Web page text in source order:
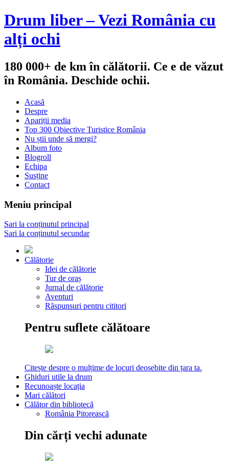
Drum liber – Vezi România cu
alți ochi
180 000+ de km în călătorii. Ce e de văzut
în România. Deschide ochii.
Acasă
Despre
Apariții media
Top 300 Obiective Turistice România
Nu știi unde să mergi?
Album foto
Blogroll
Echipa
Susține
Contact
Meniu principal
Sari la conținutul principal
Sari la conținutul secundar
Călătorie
Idei de călătorie
Tur de oraș
Jurnal de călătorie
Aventuri
Răspunsuri pentru cititori
Pentru suflete călătoare
Citește despre o mulțime de locuri deosebite din țara ta.
Ghiduri utile la drum
Recunoaște locația
Mari călători
Călător din bibliotecă
România Pitorească
Din cărți vechi adunate